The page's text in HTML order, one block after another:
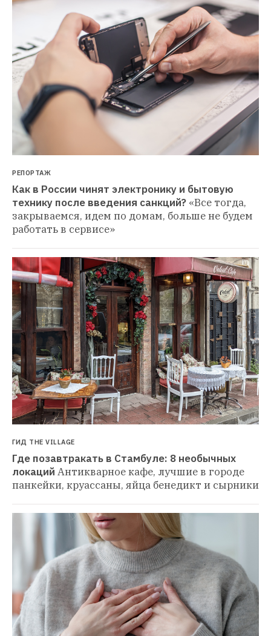
РЕПОРТАЖ
Как в России чинят электронику и бытовую
технику после введения санкций? «Все тогда,
закрываемся, идем по домам, больше не будем
работать в сервисе»
ГИД THE VILLAGE
Где позавтракать в Стамбуле: 8 необычных
локаций Антикварное кафе, лучшие в городе
панкейки, круассаны, яйца бенедикт и сырники